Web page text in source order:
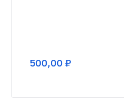
500,00 ₽